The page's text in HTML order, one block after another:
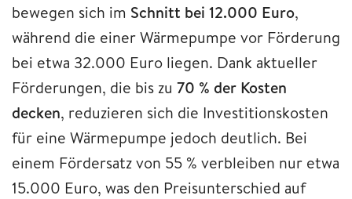
bewegen sich im Schnitt bei 12.000 Euro,
während die einer Wärmepumpe vor Förderung
bei etwa 32.000 Euro liegen. Dank aktueller
Förderungen, die bis zu 70 % der Kosten
decken, reduzieren sich die Investitionskosten
für eine Wärmepumpe jedoch deutlich. Bei
einem Fördersatz von 55 % verbleiben nur etwa
15.000 Euro, was den Preisunterschied auf